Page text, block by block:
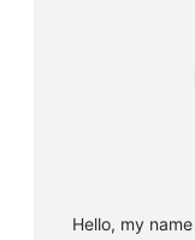
Hello, my